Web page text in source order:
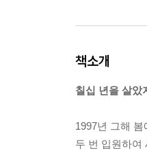
책소개
칠십 년을 살았
1997년 그해 봄
두 번 입원하여